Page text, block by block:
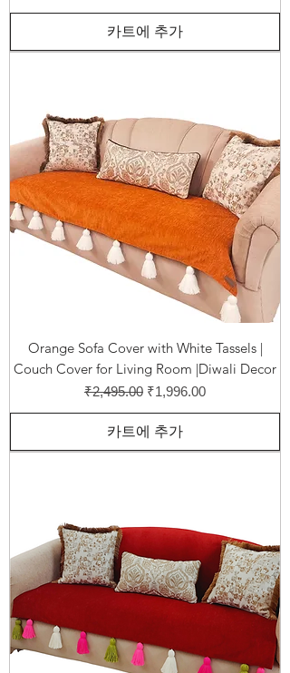
카트에 추가
Orange Sofa Cover with White Tassels |
Couch Cover for Living Room |Diwali Decor
일반가
₹2,495.00 할인가
₹1,996.00
카트에 추가